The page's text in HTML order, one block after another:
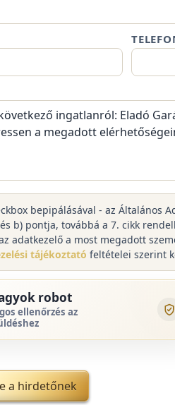
bepipálásával - az Általános
b) pontja, továbbá a 7. cikk
adatkezelő a most megadott
tájékoztató feltételei szerint
robot
ellenőrzés az
a hirdetőnek